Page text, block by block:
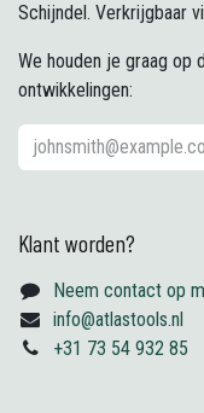
Schijndel. Verkrijgbaar
We houden je graag op
ontwikkelingen:
Klant worden?
Neem contact op
info@atlastools.nl
+31 73 54 932 85